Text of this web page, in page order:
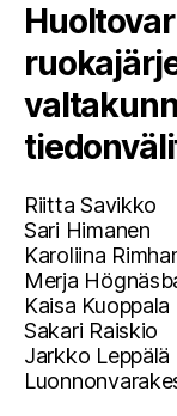
Riitta Savikko
Sari Himanen
Karoliina
Merja
Kaisa Kuoppala
Sakari Raiskio
Jarkko Leppälä